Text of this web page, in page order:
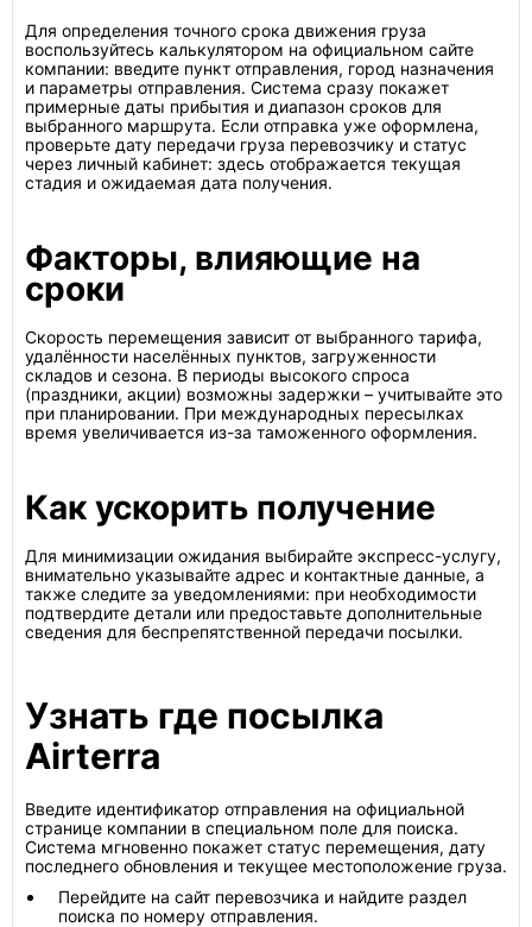
Для определения точного срока движения груза
воспользуйтесь калькулятором на официальном сайте
компании: введите пункт отправления, город назначения
и параметры отправления. Система сразу покажет
примерные даты прибытия и диапазон сроков для
выбранного маршрута. Если отправка уже оформлена,
проверьте дату передачи груза перевозчику и статус
через личный кабинет: здесь отображается текущая
стадия и ожидаемая дата получения.
Факторы, влияющие на
сроки
Скорость перемещения зависит от выбранного тарифа,
удалённости населённых пунктов, загруженности
складов и сезона. В периоды высокого спроса
(праздники, акции) возможны задержки – учитывайте это
при планировании. При международных пересылках
время увеличивается из-за таможенного оформления.
Как ускорить получение
Для минимизации ожидания выбирайте экспресс-услугу,
внимательно указывайте адрес и контактные данные, а
также следите за уведомлениями: при необходимости
подтвердите детали или предоставьте дополнительные
сведения для беспрепятственной передачи посылки.
Узнать где посылка
Airterra
Введите идентификатор отправления на официальной
странице компании в специальном поле для поиска.
Система мгновенно покажет статус перемещения, дату
последнего обновления и текущее местоположение груза.
Перейдите на сайт перевозчика и найдите раздел
поиска по номеру отправления.